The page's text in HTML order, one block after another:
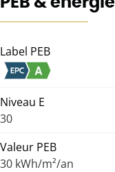
Label PEB
Niveau E
30
Valeur PEB
30 kWh/m²/an